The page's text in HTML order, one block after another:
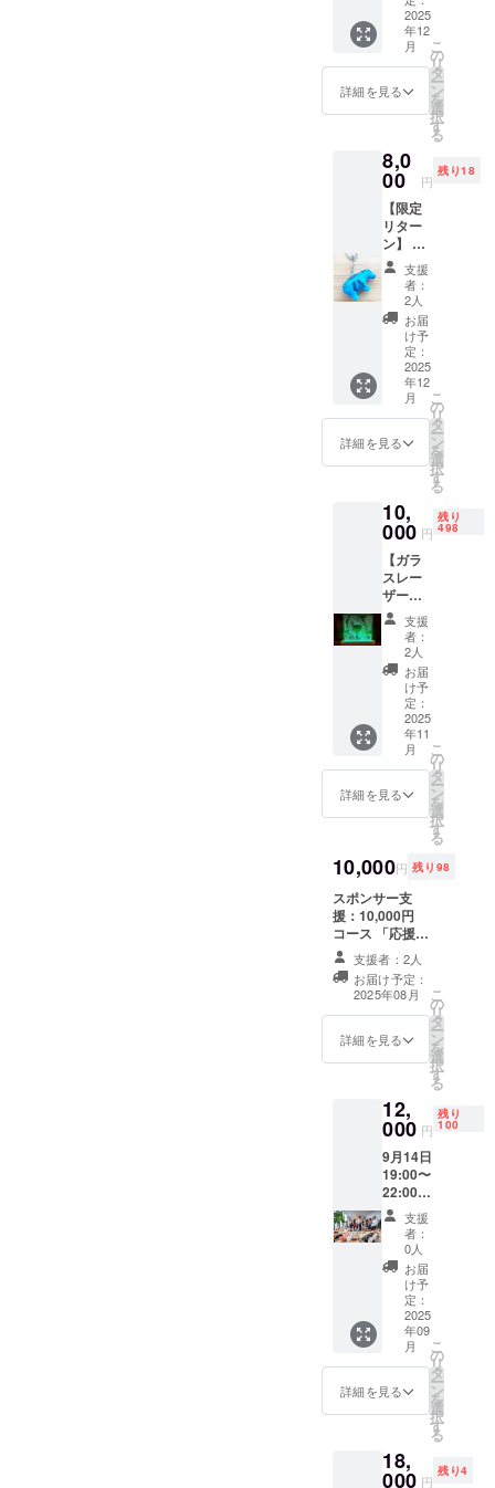
イン指
定がな
い場合)
雅龍
が選ん
※交換は
致しか
ねま
す。
館出展
を記
念・ミ
ニパズ
ル サイ
ズ：
10cm×
ハガキ
サイズ)
2025
年12
月
詳細を見る
こ
の
リ
タ
ー
ン
を
選
択
す
る
8,0
00 円
残り18
【限定
リター
ン】 フ
ランス
から、
あなた
へ幸せ
をお届
け！
ルーブ
ル美術
館出展
を記
念・
キーホ
ルダー
だけの
ラッ
キーア
イテム
をお届
けしま
す。 サ
イズ：
6×3×2c
m
支援
者：
2人
お届
け予
定：
2025
年12
月
詳細を見る
こ
の
リ
タ
ー
ン
を
選
択
す
る
10,
000 円
残り
498
【ガラ
スレー
ザー彫
刻品】
作品名
『初
恋』を
デザイ
ンした
ガラス
彫刻品
を提供
しま
す。
（商品
の説
数量：1
点 ・サ
イズ：
約
170mm
m ※LED
ライト
台は付
いてお
りませ
のみの
ご提供
になり
ます。
支援
者：
2人
お届
け予
定：
2025
年11
月
詳細を見る
こ
の
リ
タ
ー
ン
を
選
択
す
る
10,000円 残り98
スポンサー支
援：10,000円
コース 「応援ス
ポンサー枠（ラ
イトプラン）」
本プロジェクト
の趣旨にご賛同
いただける 個
人・法人さま向
はありますが、
以下の形でご支
えいたします。
特典内容： ・プ
ロジェクト紹介
ページにお名前
（または企業
名）を掲載 ・リ
ターン品に同封
するチラシ内に
覧として記載 ・
後日、活動報告
書（PDF）を
※記載名は本名/
企業名/ニック
応いたします。
支援者：2人
お届け予定：
2025年08月
詳細を見る
こ
の
リ
タ
ー
ン
を
選
択
す
る
12,
000 円
残り
100
9月14日
19:00〜
22:00(
大阪
市・堺
筋本町
エリア)
大阪で
パリ展
示 決起
＆雅龍
生誕祭
パー
ティー
抽選会
あり ・
画A4サ
イズ5万
支援
者：
0人
お届
け予
定：
2025
年09
月
詳細を見る
こ
の
リ
タ
ー
ン
を
選
択
す
る
18,
000 円
残り4